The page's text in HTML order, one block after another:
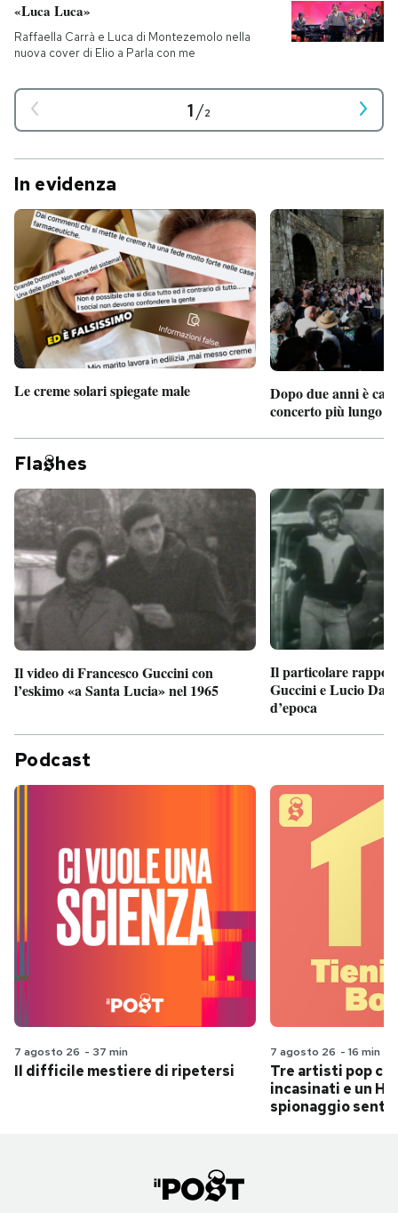
«Luca Luca»
Raffaella Carrà e Luca di Montezemolo nella
nuova cover di Elio a Parla con me
1/2
In evidenza
Le creme solari spiegate male
Dopo due anni è
concerto più lungo
Fla hes
Il video di Francesco Guccini con
l’eskimo «a Santa Lucia» nel 1965
Il particolare
Guccini e Lucio
d’epoca
Podcast
7 agosto 26 - 37 min
Il difficile mestiere di ripetersi
7 agosto 26 - 16 min
Tre artisti pop
incasinati e un
spionaggio